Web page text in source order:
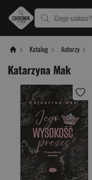
Czego szukasz?
Katalog Autorzy
Katarzyna Mak